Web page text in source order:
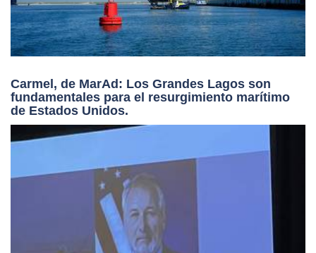
Carmel, de MarAd: Los Grandes Lagos son
fundamentales para el resurgimiento marítimo
de Estados Unidos.